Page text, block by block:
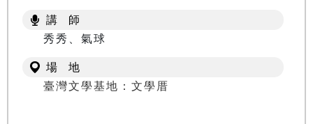
講 師
秀秀、氣球
場 地
臺灣文學基地：文學厝